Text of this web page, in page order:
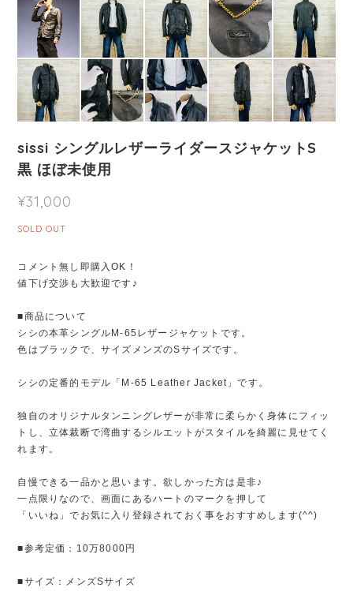
sissi シングルレザーライダースジャケットS
黒 ほぼ未使用
¥31,000
SOLD OUT
コメント無し即購入OK！
値下げ交渉も大歓迎です♪
■商品について
シシの本革シングルM-65レザージャケットです。
色はブラックで、サイズメンズのSサイズです。
シシの定番的モデル「M-65 Leather Jacket」です。
独自のオリジナルタンニングレザーが非常に柔らかく身体にフィッ
トし、立体裁断で湾曲するシルエットがスタイルを綺麗に見せてく
れます。
自慢できる一品かと思います。欲しかった方は是非♪
一点限りなので、画面にあるハートのマークを押して
「いいね」でお気に入り登録されておく事をおすすめします(^^)
■参考定価：10万8000円
■サイズ：メンズSサイズ